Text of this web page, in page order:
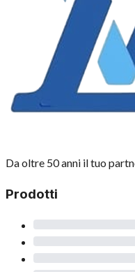
Da oltre 50 anni il tuo
Prodotti